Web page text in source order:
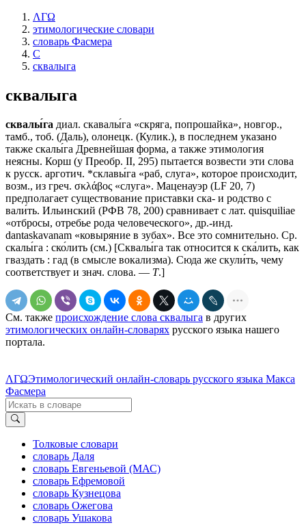
ΛΓΩ
этимологические словари
словарь Фасмера
С
сквалыга
сквалыга
сквалы́га диал. скавалы́га «скряга, попрошайка», новгор.,
тамб., тоб. (Даль), олонецк. (Кулик.), в последнем указано
также скалы́га Древнейшая форма, а также этимология
неясны. Корш (у Преобр. II, 295) пытается возвести эти слова
к русск. арготич. *склавы́га «раб, слуга», которое происходит,
возм., из греч. σκλάβος «слуга». Маценауэр (LF 20, 7)
предполагает существование приставки ска- и родство с
вали́ть. Ильинский (РФВ 78, 200) сравнивает с лат. quisquiliae
«отбросы, отребье рода человеческого», др.-инд.
dantaskavanam «ковыряние в зубах». Все это сомнительно. Ср.
скалы́га : ско́лить (см.) [Сквалы́га так относится к ска́лить, как
гваздать : гад (в смысле вокализма). Сюда же скули́ть, чему
соответствует и знач. слова. — Т.]
См. также происхождение слова сквалыга в других
этимологических онлайн-словарях русского языка нашего
портала.
ΛΓΩЭтимологический онлайн-словарь русского языка Макса
Фасмера
Толковые словари
словарь Даля
словарь Евгеньевой (МАС)
словарь Ефремовой
словарь Кузнецова
словарь Ожегова
словарь Ушакова